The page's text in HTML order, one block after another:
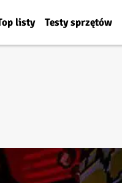
listy Testy sprzętów